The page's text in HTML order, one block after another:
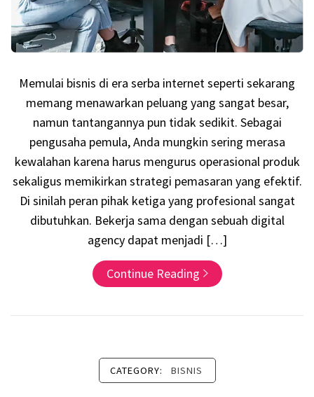
Memulai bisnis di era serba internet seperti sekarang
memang menawarkan peluang yang sangat besar,
namun tantangannya pun tidak sedikit. Sebagai
pengusaha pemula, Anda mungkin sering merasa
kewalahan karena harus mengurus operasional produk
sekaligus memikirkan strategi pemasaran yang efektif.
Di sinilah peran pihak ketiga yang profesional sangat
dibutuhkan. Bekerja sama dengan sebuah digital
agency dapat menjadi […]
Continue Reading
CATEGORY: BISNIS